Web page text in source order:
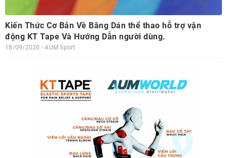
Kiến Thức Cơ Bản Về Băng Dán thể thao hỗ trợ vận
động KT Tape Và Hướng Dẫn người dùng.
18/09/2020 - AUM Sport